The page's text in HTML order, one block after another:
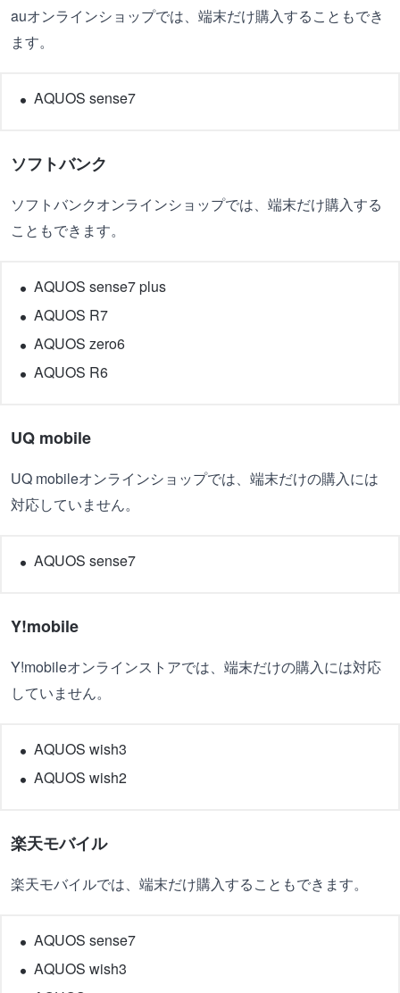
auオンラインショップでは、端末だけ購入することもでき
ます。
AQUOS sense7
ソフトバンク
ソフトバンクオンラインショップでは、端末だけ購入する
こともできます。
AQUOS sense7 plus
AQUOS R7
AQUOS zero6
AQUOS R6
UQ mobile
UQ mobileオンラインショップでは、端末だけの購入には
対応していません。
AQUOS sense7
Y!mobile
Y!mobileオンラインストアでは、端末だけの購入には対応
していません。
AQUOS wish3
AQUOS wish2
楽天モバイル
楽天モバイルでは、端末だけ購入することもできます。
AQUOS sense7
AQUOS wish3